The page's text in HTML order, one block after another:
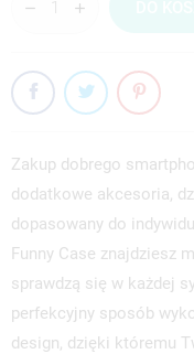
Zakup dobrego
dodatkowe akcesoria,
dopasowany do
Funny Case znajdziesz
sprawdzą się w każdej
perfekcyjny sposób
design, dzięki któremu